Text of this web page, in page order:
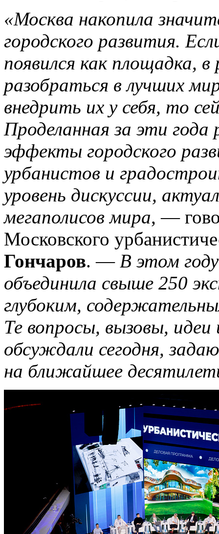
«Москва накопила
городского развития.
появился как площадка,
разобраться в лучших
внедрить их у себя, то
Проделанная за эти
эффекты городского
урбанистов и
уровень дискуссии,
мегаполисов мира, —
Московского
Гончаров. — В этом
объединила свыше 250
глубоким,
Те вопросы, вызовы,
обсуждали сегодня,
на ближайшее